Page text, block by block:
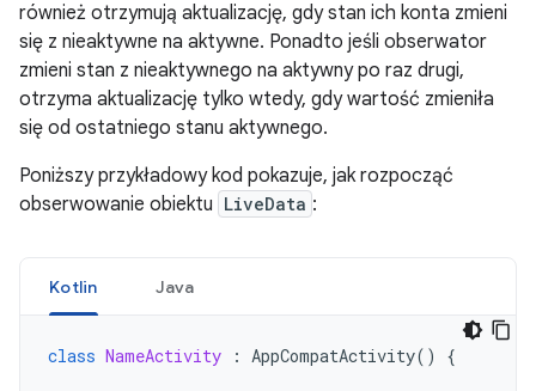
również otrzymują aktualizację, gdy stan ich konta zmieni
się z nieaktywne na aktywne. Ponadto jeśli obserwator
zmieni stan z nieaktywnego na aktywny po raz drugi,
otrzyma aktualizację tylko wtedy, gdy wartość zmieniła
się od ostatniego stanu aktywnego.
Poniższy przykładowy kod pokazuje, jak rozpocząć
obserwowanie obiektu LiveData :
Kotlin Java
class NameActivity : AppCompatActivity() {